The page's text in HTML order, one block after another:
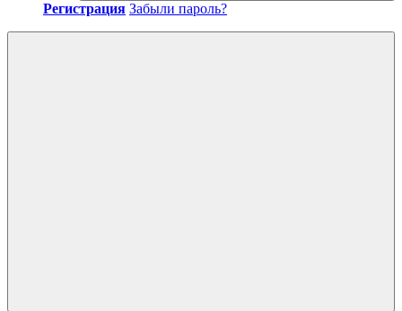
Регистрация Забыли пароль?